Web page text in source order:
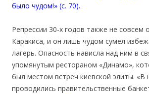
было чудом!» (с. 70).
Репрессии 30-х годов также не совсем
Каракиса, и он лишь чудом сумел
лагерь. Опасность нависла над ним в
упомянутым рестораном «Динамо»,
был местом встреч киевской элиты. «В
проводились правительственные